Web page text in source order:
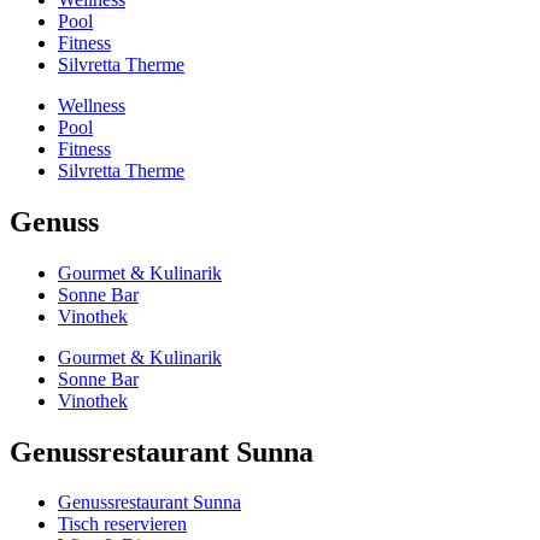
Pool
Fitness
Silvretta Therme
Wellness
Pool
Fitness
Silvretta Therme
Genuss
Gourmet & Kulinarik
Sonne Bar
Vinothek
Gourmet & Kulinarik
Sonne Bar
Vinothek
Genussrestaurant Sunna
Genussrestaurant Sunna
Tisch reservieren